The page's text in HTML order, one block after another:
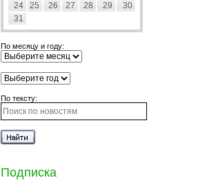
24
25 26 27 28 29
30
31
По месяцу и году:
По тексту:
Подписка